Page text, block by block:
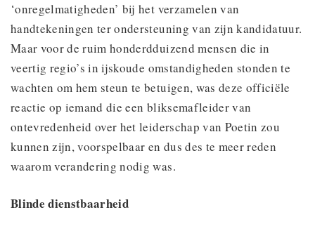
‘onregelmatigheden’ bij het verzamelen van
handtekeningen ter ondersteuning van zijn kandidatuur.
Maar voor de ruim honderdduizend mensen die in
veertig regio’s in ijskoude omstandigheden stonden te
wachten om hem steun te betuigen, was deze officiële
reactie op iemand die een bliksemafleider van
ontevredenheid over het leiderschap van Poetin zou
kunnen zijn, voorspelbaar en dus des te meer reden
waarom verandering nodig was.
Blinde dienstbaarheid